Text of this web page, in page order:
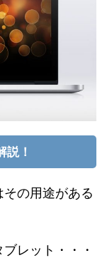
！
の用途がある
レット・・・